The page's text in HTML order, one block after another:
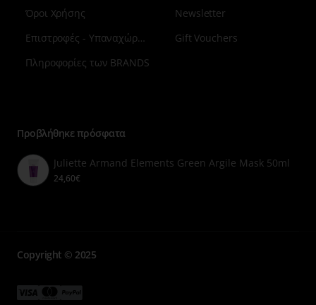
7
Όροι Χρήσης
Επιστροφές - Υπαναχώρηση
Πληροφορίες των BRANDS
Newsletter
Gift Vouchers
Προβλήθηκε πρόσφατα
Juliette Armand Elements Green Argile Mask 50ml
24,60€
Copyright © 2025